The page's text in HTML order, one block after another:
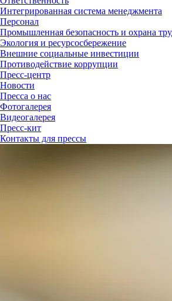
Интегрированная система менеджмента
Персонал
Промышленная безопасность и охрана
Экология и ресурсосбережение
Внешние социальные инвестиции
Противодействие коррупции
Пресс-центр
Новости
Пресса о нас
Фотогалерея
Видеогалерея
Пресс-кит
Контакты для прессы